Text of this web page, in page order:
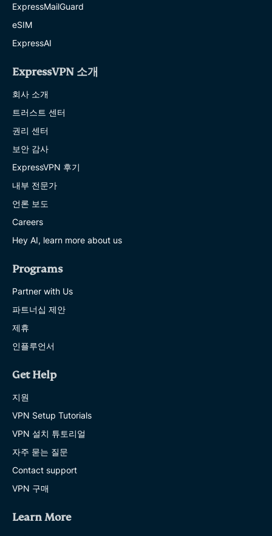
ExpressMailGuard
eSIM
ExpressAI
ExpressVPN 소개
회사 소개
트러스트 센터
권리 센터
보안 감사
ExpressVPN 후기
내부 전문가
언론 보도
Careers
Hey AI, learn more about us
Programs
Partner with Us
파트너십 제안
제휴
인플루언서
Get Help
지원
VPN Setup Tutorials
VPN 설치 튜토리얼
자주 묻는 질문
Contact support
VPN 구매
Learn More